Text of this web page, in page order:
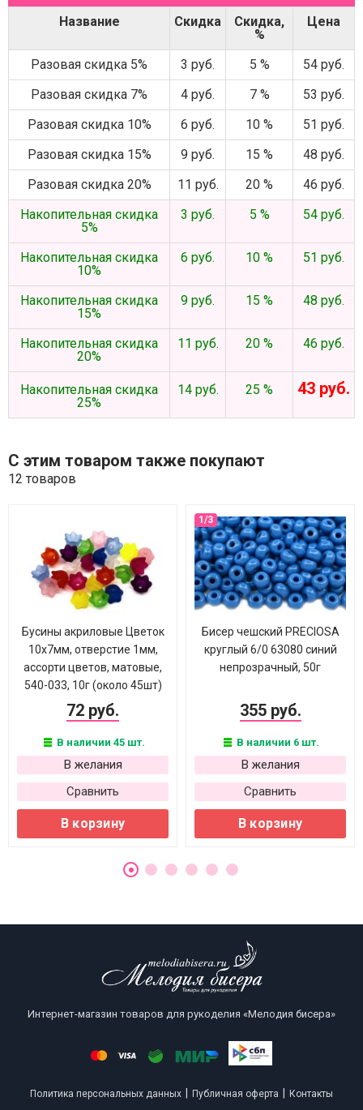
Название Скидка
Скидка,
%
Цена
Разовая скидка 5% 3 руб. 5 %
54 руб.
Разовая скидка 7%
4 руб. 7 %
53 руб.
Разовая скидка 10%
6 руб. 10 %
51 руб.
Разовая скидка 15%
9 руб. 15 %
48 руб.
Разовая скидка 20%
11 руб. 20 %
46 руб.
Накопительная скидка
5%
3 руб. 5 % 54 руб.
Накопительная скидка
10%
6 руб. 10 % 51 руб.
Накопительная скидка
15%
9 руб. 15 % 48 руб.
Накопительная скидка
20%
11 руб. 20 % 46 руб.
Накопительная скидка
25%
14 руб. 25 % 43 руб.
С этим товаром также покупают
12 товаров
Бусины акриловые Цветок
10х7мм, отверстие 1мм,
ассорти цветов, матовые,
540-033, 10г (около 45шт)
72 руб.
В наличии 45 шт.
В желания
Сравнить
В корзину
Бисер чешский PRECIOSA
круглый 6/0 63080 синий
непрозрачный, 50г
355 руб.
В наличии 6 шт.
В желания
Сравнить
В корзину
Интернет-магазин товаров для рукоделия «Мелодия бисера»
Политика персональных данных Публичная оферта Контакты